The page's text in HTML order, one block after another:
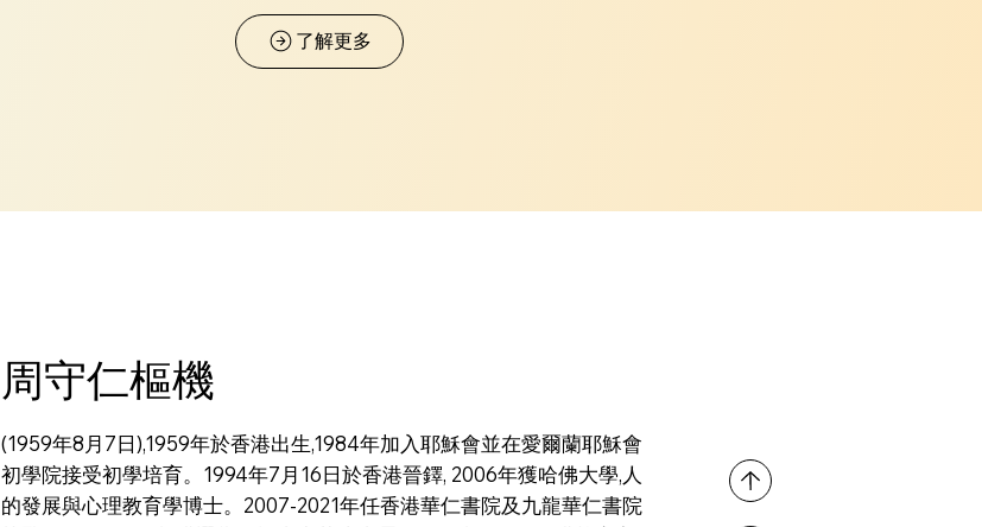
了解更多
周守仁樞機
(1959年8月7日),1959年於香港出生,1984年加入耶穌會並在愛爾蘭耶穌會
初學院接受初學培育。1994年7月16日於香港晉鐸, 2006年獲哈佛大學,人
的發展與心理教育學博士。2007-2021年任香港華仁書院及九龍華仁書院